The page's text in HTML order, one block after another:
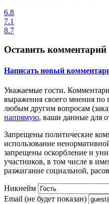
6.8
7.1
8.7
Оставить комментарий
Написать новый
Уважаемые гости.
выражения своего мнения по
любым другим вопросам
напрямую, ваши данные для
Запрещены политические
использование
запрещены оскорбление и
участников, в том числе в
разжигание социальной,
Никнейм
Email (не будет показан)